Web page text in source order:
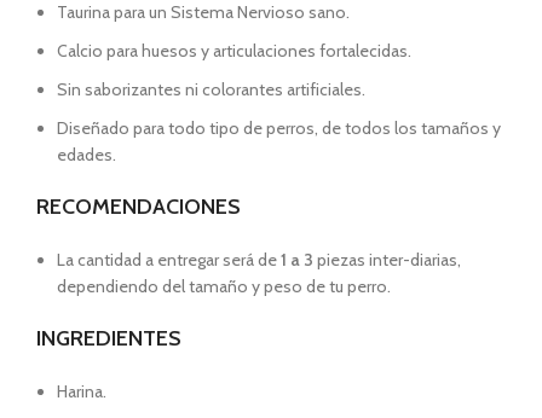
Taurina para un Sistema Nervioso sano.
Calcio para huesos y articulaciones fortalecidas.
Sin saborizantes ni colorantes artificiales.
Diseñado para todo tipo de perros, de todos los tamaños y
edades.
RECOMENDACIONES
La cantidad a entregar será de1 a 3 piezas inter-diarias,
dependiendo del tamaño y peso de tu perro.
INGREDIENTES
Harina.